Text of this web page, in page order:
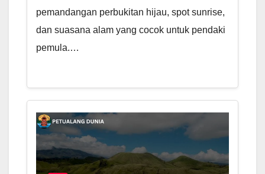
pemandangan perbukitan hijau, spot sunrise,
dan suasana alam yang cocok untuk pendaki
pemula.…